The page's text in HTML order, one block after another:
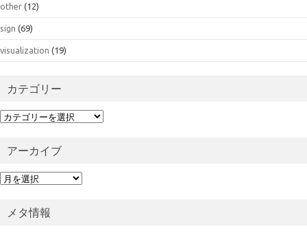
other (12)
sign (69)
visualization (19)
カテゴリー
カ
アーカイブ
ア
イメタ情報